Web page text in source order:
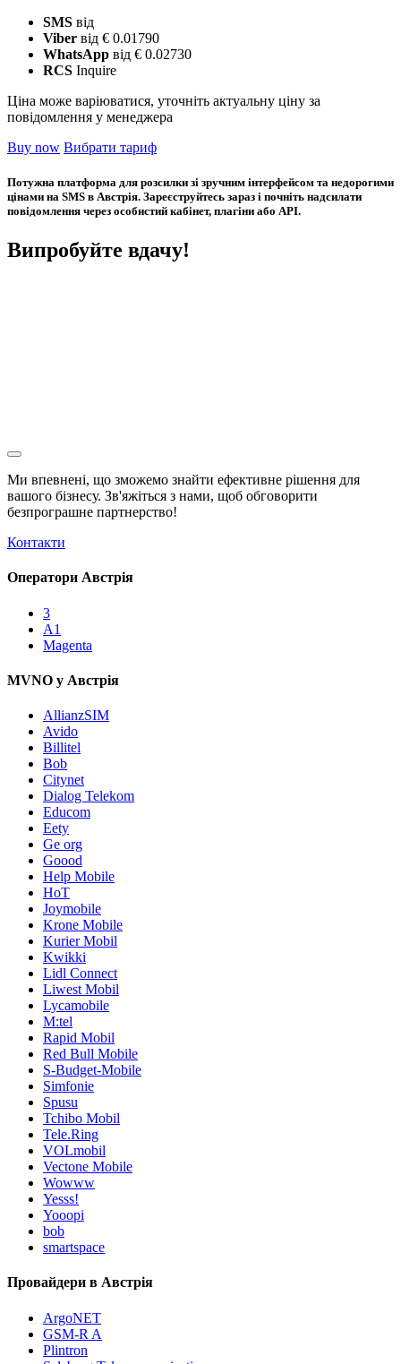
SMS від
Viber від € 0.01790
WhatsApp від € 0.02730
RCS Inquire
Ціна може варіюватися, уточніть актуальну ціну за
повідомлення у менеджера
Buy now Вибрати тариф
Потужна платформа для розсилки зі зручним інтерфейсом та недорогими
цінами на SMS в Австрія. Зареєструйтесь зараз і почніть надсилати
повідомлення через особистий кабінет, плагіни або API.
Випробуйте вдачу!
Ми впевнені, що зможемо знайти ефективне рішення для
вашого бізнесу. Зв'яжіться з нами, щоб обговорити
безпрограшне партнерство!
Контакти
Оператори Австрія
3
A1
Magenta
MVNO у Австрія
AllianzSIM
Avido
Billitel
Bob
Citynet
Dialog Telekom
Educom
Eety
Ge org
Goood
Help Mobile
HoT
Joymobile
Krone Mobile
Kurier Mobil
Kwikki
Lidl Connect
Liwest Mobil
Lycamobile
M:tel
Rapid Mobil
Red Bull Mobile
S-Budget-Mobile
Simfonie
Spusu
Tchibo Mobil
Tele.Ring
VOLmobil
Vectone Mobile
Wowww
Yesss!
Yooopi
bob
smartspace
Провайдери в Австрія
ArgoNET
GSM-R A
Plintron